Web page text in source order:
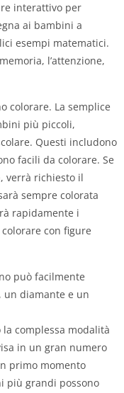
interattivo per
ai bambini a
esempi matematici.
l’attenzione,
colorare. La semplice
più piccoli,
Questi includono
facili da colorare. Se
verrà richiesto il
sempre colorata
rapidamente i
con figure
può facilmente
diamante e un
complessa modalità
in un gran numero
primo momento
più grandi possono